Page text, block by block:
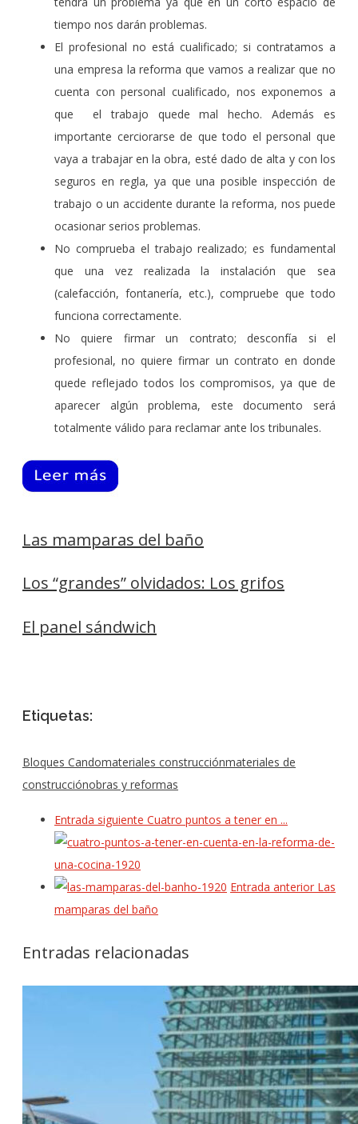
tiempo nos darán problemas.
El profesional no está cualificado; si contratamos a
una empresa la reforma que vamos a realizar que no
cuenta con personal cualificado, nos exponemos a
que el trabajo quede mal hecho. Además es
importante cerciorarse de que todo el personal que
vaya a trabajar en la obra, esté dado de alta y con los
seguros en regla, ya que una posible inspección de
trabajo o un accidente durante la reforma, nos puede
ocasionar serios problemas.
No comprueba el trabajo realizado; es fundamental
que una vez realizada la instalación que sea
(calefacción, fontanería, etc.), compruebe que todo
funciona correctamente.
No quiere firmar un contrato; desconfía si el
profesional, no quiere firmar un contrato en donde
quede reflejado todos los compromisos, ya que de
aparecer algún problema, este documento será
totalmente válido para reclamar ante los tribunales.
Las mamparas del baño
Los “grandes” olvidados: Los grifos
El panel sándwich
Etiquetas:
Bloques Candomateriales construcciónmateriales de
construcciónobras y reformas
Entrada siguiente Cuatro puntos a tener en ...
Entrada anterior Las
mamparas del baño
Entradas relacionadas